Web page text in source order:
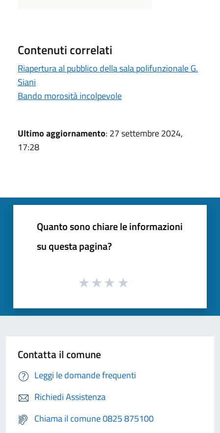
Contenuti correlati
Riapertura al pubblico della sala polifunzionale G.
Siani
Bando morosità incolpevole
Ultimo aggiornamento: 27 settembre 2024,
17:28
Quanto sono chiare le informazioni
su questa pagina?
Contatta il comune
Leggi le domande frequenti
Richiedi Assistenza
Chiama il comune 0825 875100